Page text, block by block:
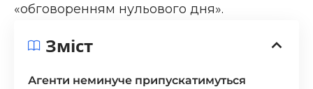
«обговоренням нульового дня».
Зміст
Агенти неминуче припускатимуться